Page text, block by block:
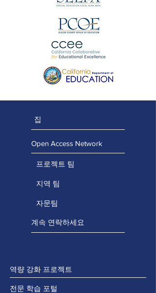
집
Open Access Network
프로젝트 팀
지역 팀
자문팀
계속 연락하세요
역량 강화 프로젝트
전문 학습 포털